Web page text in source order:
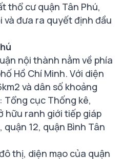
thổ cư quận Tân Phú,
và đưa ra quyết định đầu
nội thành nằm về phía
Hồ Chí Minh. Với diện
và dân số khoảng
cục Thống kê,
hữu ranh giới tiếp giáp
quận 12, quận Bình Tân
thị, diện mạo của quận